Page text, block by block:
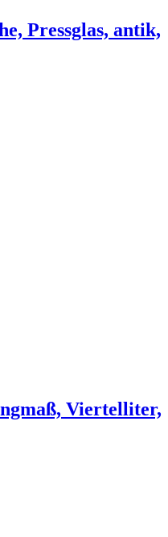
Pressglas, antik,
Viertelliter,